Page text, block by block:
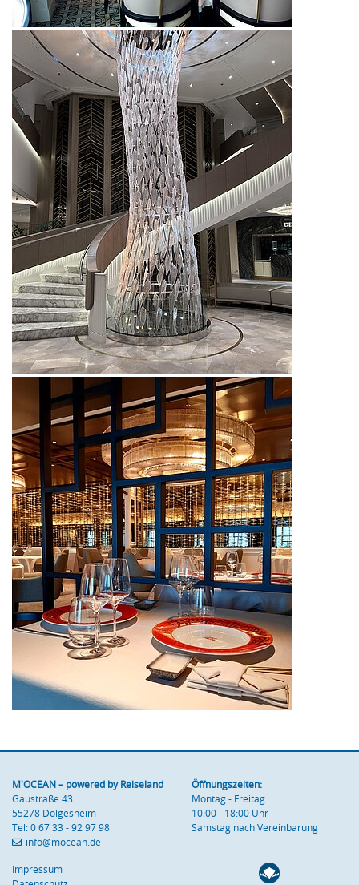
M'OCEAN – powered by Reiseland
Gaustraße 43
55278 Dolgesheim
Tel: 0 67 33 - 92 97 98
info@mocean.de
Öffnungszeiten:
Montag - Freitag
10:00 - 18:00 Uhr
Samstag nach Vereinbarung
Impressum